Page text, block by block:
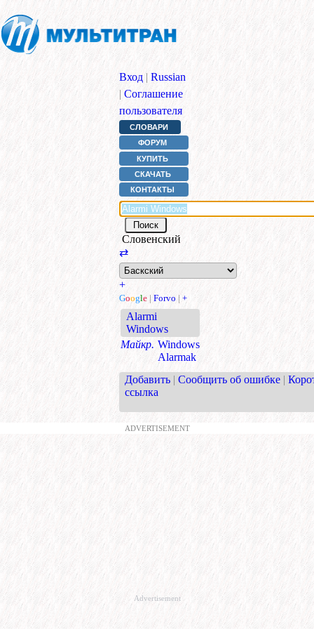
Вход | Russian
| Соглашение
пользователя
СЛОВАРИ
ФОРУМ
КУПИТЬ
СКАЧАТЬ
КОНТАКТЫ
Словенский
⇄
+
Google | Forvo | +
Alarmi
Windows
Майкр. Windows
Alarmak
Добавить | Сообщить об ошибке |
ссылка
ADVERTISEMENT
Advertisement